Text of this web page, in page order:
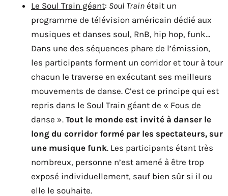
Le Soul Train géant: Soul Train était un
programme de télévision américain dédié aux
musiques et danses soul, RnB, hip hop, funk…
Dans une des séquences phare de l’émission,
les participants forment un corridor et tour à tour
chacun le traverse en exécutant ses meilleurs
mouvements de danse. C’est ce principe qui est
repris dans le Soul Train géant de « Fous de
danse ». Tout le monde est invité à danser le
long du corridor formé par les spectateurs, sur
une musique funk. Les participants étant très
nombreux, personne n’est amené à être trop
exposé individuellement, sauf bien sûr si il ou
elle le souhaite.